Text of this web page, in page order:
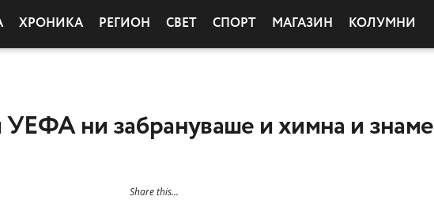
ХРОНИКА РЕГИОН СВЕТ СПОРТ МАГАЗИН КОЛУМНИ
УЕФА ни забрануваше и химна и знаме
Share this...